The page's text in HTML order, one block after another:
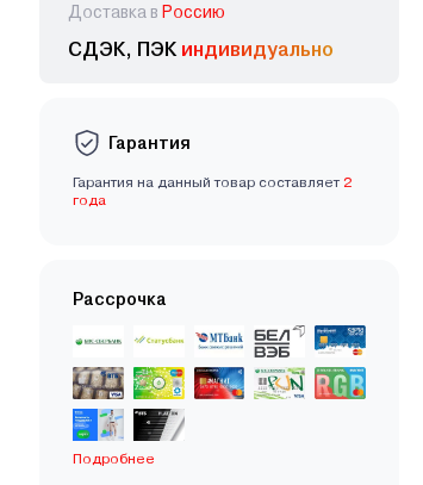
Доставка в Россию
СДЭК, ПЭК индивидуально
Гарантия
Гарантия на данный товар составляет 2
года
Рассрочка
Подробнее